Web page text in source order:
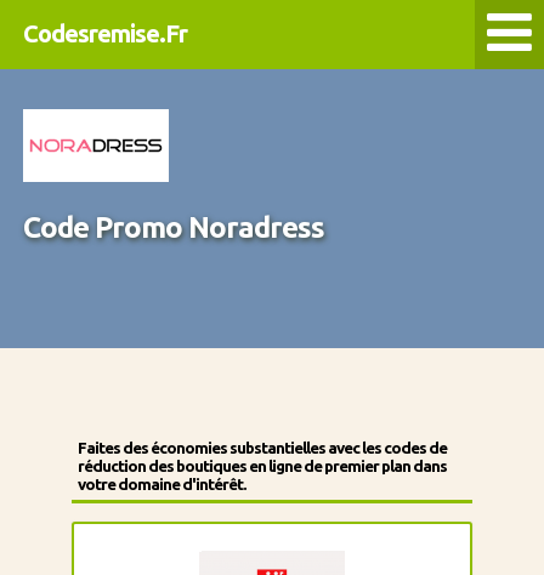
Codesremise.Fr
Code Promo Noradress
Faites des économies substantielles avec les codes de
réduction des boutiques en ligne de premier plan dans
votre domaine d'intérêt.